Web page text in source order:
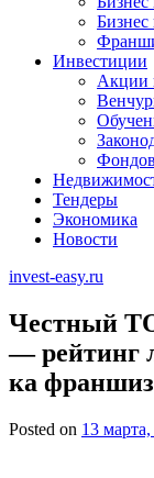
Бизнес
Инвестиции
Акции
Тендеры
Экономика
Новости
invest-easy.ru
Честный
— рейтинг
ка франшиз
Posted on 13